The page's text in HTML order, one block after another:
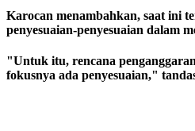
Karocan menambahkan, saat ini
penyesuaian-penyesuaian dalam
"Untuk itu, rencana
fokusnya ada penyesuaian,"